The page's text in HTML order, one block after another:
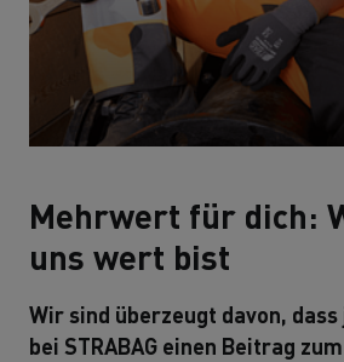
Mehrwert für dich:
uns wert bist
Wir sind überzeugt davon,
bei STRABAG einen Beitrag